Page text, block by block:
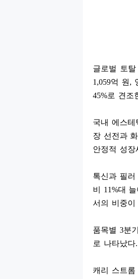
글로벌 토
1,059억 원,
45%로 견조
국내 에스
장 선전과
안정적 성장
톡신과 필
비 11%대 늘
서의 비중이
품목별 3분
로 나타났다.
캐리 스트